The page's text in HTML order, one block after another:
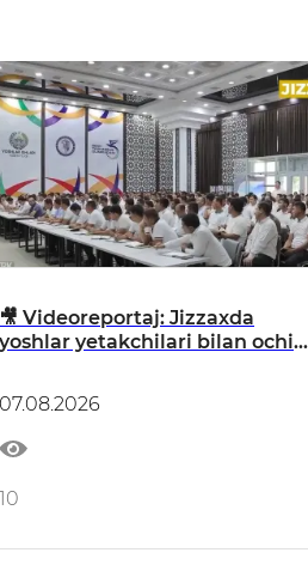
🎥 Videoreportaj: Jizzaxda
yoshlar yetakchilari bilan ochiq
07.08.2026
10